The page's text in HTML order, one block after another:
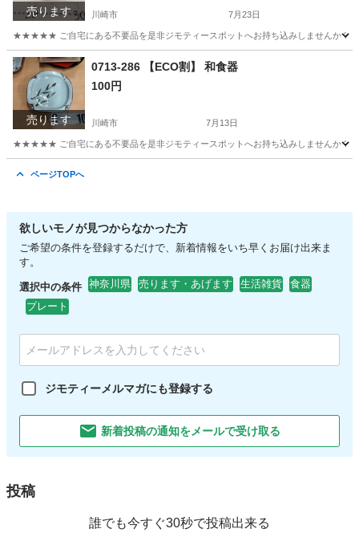
売ります 川崎市 7月23日
★★★★★ ご自宅にある不要品を是非ジモティースポットへお持ち込みしませんか？
神奈川 川崎市 マグカップ
売ります
0713-286 【ECO割】 和食器
100円
川崎市 7月13日
★★★★★ ご自宅にある不要品を是非ジモティースポットへお持ち込みしませんか？
ページTOPへ
欲しいモノが見つからなかった方
ご希望の条件を登録するだけで、新着情報をいち早くお届け出来ま
す。
選択中の条件 神奈川県 売ります・あげます 生活雑貨
食器
プレート
ジモティーメルマガにも登録する
新着投稿の通知をメールで受け取る
投稿
誰でも今すぐ30秒で投稿出来る